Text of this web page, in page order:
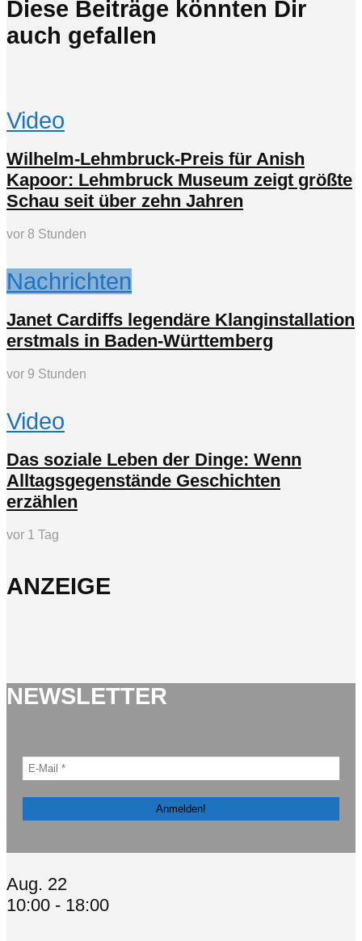
Diese Beiträge könnten Dir
auch gefallen
Video
Wilhelm-Lehmbruck-Preis für Anish
Kapoor: Lehmbruck Museum zeigt größte
Schau seit über zehn Jahren
vor 8 Stunden
Nachrichten
Janet Cardiffs legendäre Klanginstallation
erstmals in Baden-Württemberg
vor 9 Stunden
Video
Das soziale Leben der Dinge: Wenn
Alltagsgegenstände Geschichten
erzählen
vor 1 Tag
ANZEIGE
NEWSLETTER
Aug. 22
10:00 - 18:00